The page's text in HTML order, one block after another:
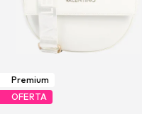
Premium
OFERTA